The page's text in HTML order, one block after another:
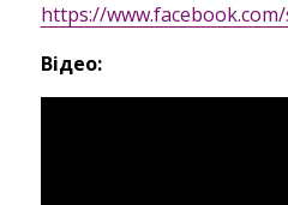
https://www.facebook.com/
Відео: